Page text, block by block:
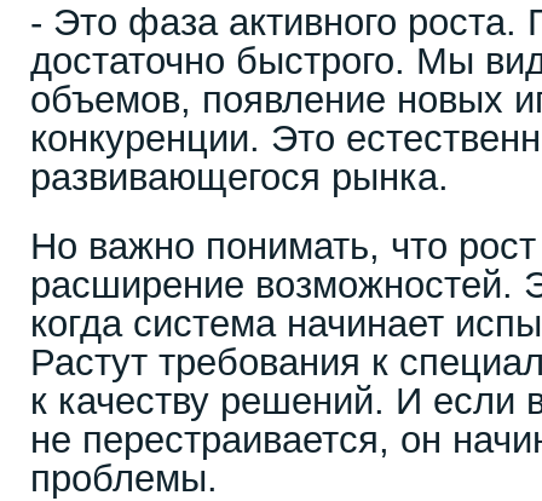
- Это фаза активного роста.
достаточно быстрого. Мы
объемов, появление новых
конкуренции. Это
развивающегося рынка.
Но важно понимать, что
расширение возможностей.
когда система начинает
Растут требования к
к качеству решений. И если
не перестраивается, он
проблемы.